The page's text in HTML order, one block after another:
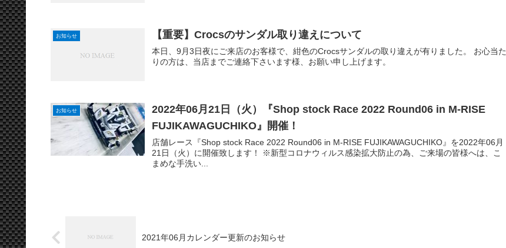
お知らせ 【重要】Crocsのサンダル取り違えについて
本日、9月3日夜にご来店のお客様で、紺色のCrocsサンダルの取り違えが有りました。 お心当た
りの方は、当店までご連絡下さいます様、お願い申し上げます。
お知らせ
2022年06月21日（火）『Shop stock Race 2022 Round06 in M-RISE
FUJIKAWAGUCHIKO』開催！
店舗レース『Shop stock Race 2022 Round06 in M-RISE FUJIKAWAGUCHIKO』を2022年06月
21日（火）に開催致します！ ※新型コロナウィルス感染拡大防止の為、ご来場の皆様へは、こ
まめな手洗い...
2021年06月カレンダー更新のお知らせ